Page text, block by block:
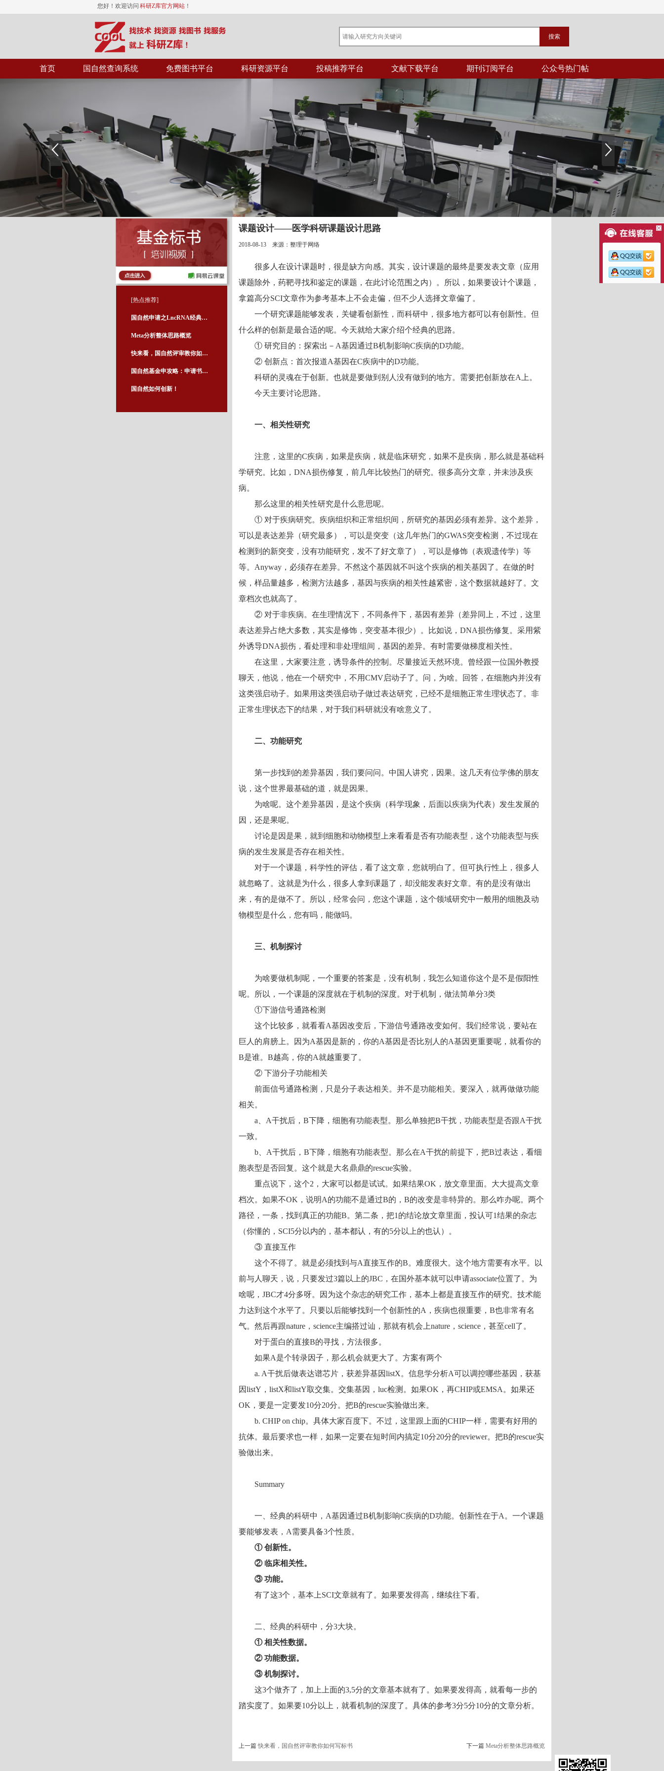
您好！欢迎访问 科研Z库官方网站 ！
首页 国自然查询系统 免费图书平台 科研资源平台 投稿推荐平台 文献下载平台 期刊订阅平台 公众号热门帖
[热点推荐]
国自然申请之LncRNA经典案例
Meta分析整体思路概览
快来看，国自然评审教你如何写标书
国自然基金申攻略：申请书撰写注意事项
国自然如何创新！
课题设计——医学科研课题设计思路
2018-08-13 来源：整理于网络
很多人在设计课题时，很是缺方向感。其实，设计课题的最终是要发表文章（应用
课题除外，药靶寻找和鉴定的课题，在此讨论范围之内）。所以，如果要设计个课题，
拿篇高分SCI文章作为参考基本上不会走偏，但不少人选择文章偏了。
一个研究课题能够发表，关键看创新性，而科研中，很多地方都可以有创新性。但
什么样的创新是最合适的呢。今天就给大家介绍个经典的思路。
① 研究目的：探索出－A基因通过B机制影响C疾病的D功能。
② 创新点：首次报道A基因在C疾病中的D功能。
科研的灵魂在于创新。也就是要做到别人没有做到的地方。需要把创新放在A上。
今天主要讨论思路。
一、相关性研究
注意，这里的C疾病，如果是疾病，就是临床研究，如果不是疾病，那么就是基础科
学研究。比如，DNA损伤修复，前几年比较热门的研究。很多高分文章，并未涉及疾
病。
那么这里的相关性研究是什么意思呢。
① 对于疾病研究。疾病组织和正常组织间，所研究的基因必须有差异。这个差异，
可以是表达差异（研究最多），可以是突变（这几年热门的GWAS突变检测，不过现在
检测到的新突变，没有功能研究，发不了好文章了），可以是修饰（表观遗传学）等
等。Anyway，必须存在差异。不然这个基因就不叫这个疾病的相关基因了。在做的时
候，样品量越多，检测方法越多，基因与疾病的相关性越紧密，这个数据就越好了。文
章档次也就高了。
② 对于非疾病。在生理情况下，不同条件下，基因有差异（差异同上，不过，这里
表达差异占绝大多数，其实是修饰，突变基本很少）。比如说，DNA损伤修复。采用紫
外诱导DNA损伤，看处理和非处理组间，基因的差异。有时需要做梯度相关性。
在这里，大家要注意，诱导条件的控制。尽量接近天然环境。曾经跟一位国外教授
聊天，他说，他在一个研究中，不用CMV启动子了。问，为啥。回答，在细胞内并没有
这类强启动子。如果用这类强启动子做过表达研究，已经不是细胞正常生理状态了。非
正常生理状态下的结果，对于我们科研就没有啥意义了。
二、功能研究
第一步找到的差异基因，我们要问问。中国人讲究，因果。这几天有位学佛的朋友
说，这个世界最基础的道，就是因果。
为啥呢。这个差异基因，是这个疾病（科学现象，后面以疾病为代表）发生发展的
因，还是果呢。
讨论是因是果，就到细胞和动物模型上来看看是否有功能表型，这个功能表型与疾
病的发生发展是否存在相关性。
对于一个课题，科学性的评估，看了这文章，您就明白了。但可执行性上，很多人
就忽略了。这就是为什么，很多人拿到课题了，却没能发表好文章。有的是没有做出
来，有的是做不了。所以，经常会问，您这个课题，这个领域研究中一般用的细胞及动
物模型是什么，您有吗，能做吗。
三、机制探讨
为啥要做机制呢，一个重要的答案是，没有机制，我怎么知道你这个是不是假阳性
呢。所以，一个课题的深度就在于机制的深度。对于机制，做法简单分3类
①下游信号通路检测
这个比较多，就看看A基因改变后，下游信号通路改变如何。我们经常说，要站在
巨人的肩膀上。因为A基因是新的，你的A基因是否比别人的A基因更重要呢，就看你的
B是谁。B越高，你的A就越重要了。
② 下游分子功能相关
前面信号通路检测，只是分子表达相关。并不是功能相关。要深入，就再做做功能
相关。
a、A干扰后，B下降，细胞有功能表型。那么单独把B干扰，功能表型是否跟A干扰
一致。
b、A干扰后，B下降，细胞有功能表型。那么在A干扰的前提下，把B过表达，看细
胞表型是否回复。这个就是大名鼎鼎的rescue实验。
重点说下，这个2，大家可以都是试试。如果结果OK，放文章里面。大大提高文章
档次。如果不OK，说明A的功能不是通过B的，B的改变是非特异的。那么咋办呢。两个
路径，一条，找到真正的功能B。第二条，把1的结论放文章里面，投认可1结果的杂志
（你懂的，SCI5分以内的，基本都认，有的5分以上的也认）。
③ 直接互作
这个不得了。就是必须找到与A直接互作的B。难度很大。这个地方需要有水平。以
前与人聊天，说，只要发过3篇以上的JBC，在国外基本就可以申请associate位置了。为
啥呢，JBC才4分多呀。因为这个杂志的研究工作，基本上都是直接互作的研究。技术能
力达到这个水平了。只要以后能够找到一个创新性的A，疾病也很重要，B也非常有名
气。然后再跟nature，science主编搭过讪，那就有机会上nature，science，甚至cell了。
对于蛋白的直接B的寻找，方法很多。
如果A是个转录因子，那么机会就更大了。方案有两个
a. A干扰后做表达谱芯片，获差异基因listX。信息学分析A可以调控哪些基因，获基
因listY，listX和listY取交集。交集基因，luc检测。如果OK，再CHIP或EMSA。如果还
OK，要是一定要发10分20分。把B的rescue实验做出来。
b. CHIP on chip。具体大家百度下。不过，这里跟上面的CHIP一样，需要有好用的
抗体。最后要求也一样，如果一定要在短时间内搞定10分20分的reviewer。把B的rescue实
验做出来。
Summary
一、经典的科研中，A基因通过B机制影响C疾病的D功能。创新性在于A。一个课题
要能够发表，A需要具备3个性质。
① 创新性。
② 临床相关性。
③ 功能。
有了这3个，基本上SCI文章就有了。如果要发得高，继续往下看。
二、经典的科研中，分3大块。
① 相关性数据。
② 功能数据。
③ 机制探讨。
这3个做齐了，加上上面的3,5分的文章基本就有了。如果要发得高，就看每一步的
踏实度了。如果要10分以上，就看机制的深度了。具体的参考3分5分10分的文章分析。
上一篇快来看，国自然评审教你如何写标书 下一篇 Meta分析整体思路概览